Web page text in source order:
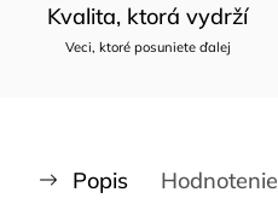
Kvalita, ktorá vydrží
Veci, ktoré posuniete ďalej
Popis Hodnotenie